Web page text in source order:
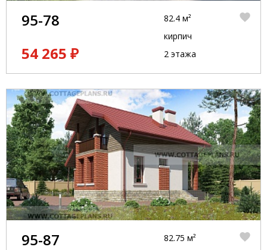
95-78
54 265 ₽
82.4 м²
кирпич
2 этажа
95-87 82.75 м²